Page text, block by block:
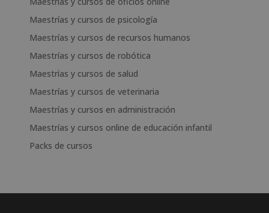
Maestrías y cursos de psicología
Maestrías y cursos de recursos humanos
Maestrías y cursos de robótica
Maestrías y cursos de salud
Maestrías y cursos de veterinaria
Maestrías y cursos en administración
Maestrías y cursos online de educación infantil
Packs de cursos